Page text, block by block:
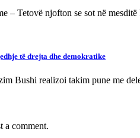
– Tetovë njofton se sot në
të drejta dhe demokratike
Bushi realizoi takim pune me
a comment.